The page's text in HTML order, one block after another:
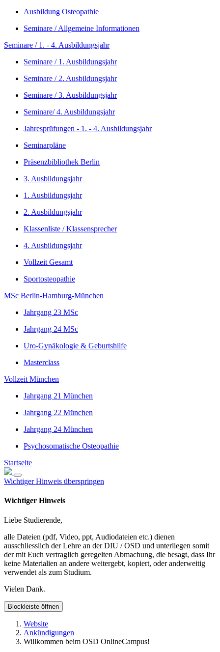
Ausbildung Osteopathie
Seminare / Allgemeine Informationen
Seminare / 1. - 4. Ausbildungsjahr
Seminare / 1. Ausbildungsjahr
Seminare / 2. Ausbildungsjahr
Seminare / 3. Ausbildungsjahr
Seminare/ 4. Ausbildungsjahr
Jahresprüfungen - 1. - 4. Ausbildungsjahr
Seminarpläne
Präsenzbibliothek Berlin
3. Ausbildungsjahr
1. Ausbildungsjahr
2. Ausbildungsjahr
Klassenliste / Klassensprecher
4. Ausbildungsjahr
Vollzeit Gesamt
Sportosteopathie
MSc Berlin-Hamburg-München
Jahrgang 23 MSc
Jahrgang 24 MSc
Uro-Gynäkologie & Geburtshilfe
Masterclass
Vollzeit München
Jahrgang 21 München
Jahrgang 22 München
Jahrgang 24 München
Psychosomatische Osteopathie
Startseite
Wichtiger Hinweis überspringen
Wichtiger Hinweis
Liebe Studierende,
alle Dateien (pdf, Video, ppt, Audiodateien etc.) dienen
ausschliesslich der Lehre an der DIU / OSD und unterliegen somit
der mit Euch vertraglich geregelten Abmachung, die besagt, dass Ihr
keine Materialien an andere weitergebt, kopiert, oder anderweitig
verwendet als zum Studium.
Vielen Dank.
Blockleiste öffnen
Website
Ankündigungen
Willkommen beim OSD OnlineCampus!